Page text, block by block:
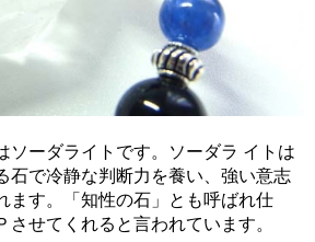
ソーダライトです。ソーダラ イトは
石で冷静な判断力を養い、強い意志
ます。「知性の石」とも呼ばれ仕
させてくれると言われています。